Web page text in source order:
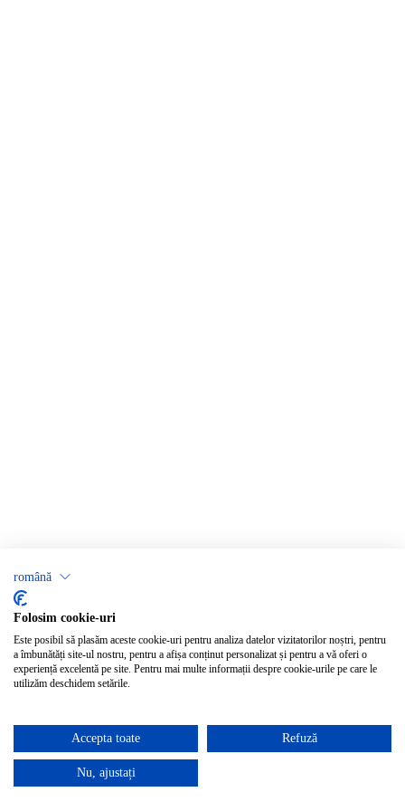
română
Folosim cookie-uri
Este posibil să plasăm aceste cookie-uri pentru analiza datelor vizitatorilor noștri, pentru
a îmbunătăți site-ul nostru, pentru a afișa conținut personalizat și pentru a vă oferi o
experiență excelentă pe site. Pentru mai multe informații despre cookie-urile pe care le
utilizăm deschidem setările.
Accepta toate Refuză
Nu, ajustați